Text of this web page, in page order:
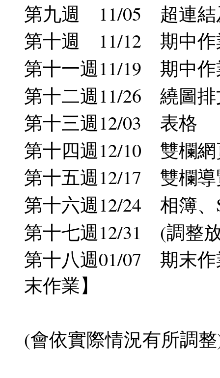
第九週 11/05 超連結
第十週 11/12 期中作
第十一週11/19 期中
第十二週11/26 繞圖
第十三週12/03 表格
第十四週12/10 雙欄網
第十五週12/17 雙欄導
第十六週12/24 相簿、
第十七週12/31 (調整
第十八週01/07 期末作
末作業】
(會依實際情況有所調